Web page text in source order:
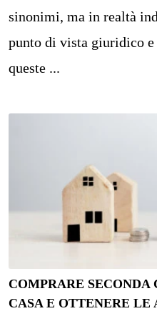
sinonimi, ma in realtà
punto di vista giuridico e
queste ...
COMPRARE SECONDA
CASA E OTTENERE